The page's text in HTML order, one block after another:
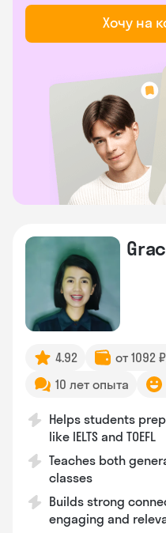
Хочу на
4.92
от 1092
10 лет опыта
Helps students
like IELTS and TOEFL
Teaches both
classes
Builds strong
engaging and